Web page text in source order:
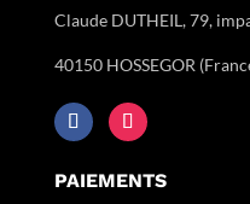
Claude DUTHEIL, 79,
40150 HOSSEGOR
PAIEMENTS